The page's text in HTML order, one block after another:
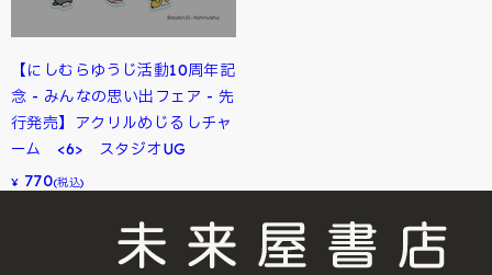
【にしむらゆうじ活動10周年記
念 - みんなの思い出フェア - 先
行発売】アクリルめじるしチャ
ーム <6> スタジオUG
¥ 770(税込)